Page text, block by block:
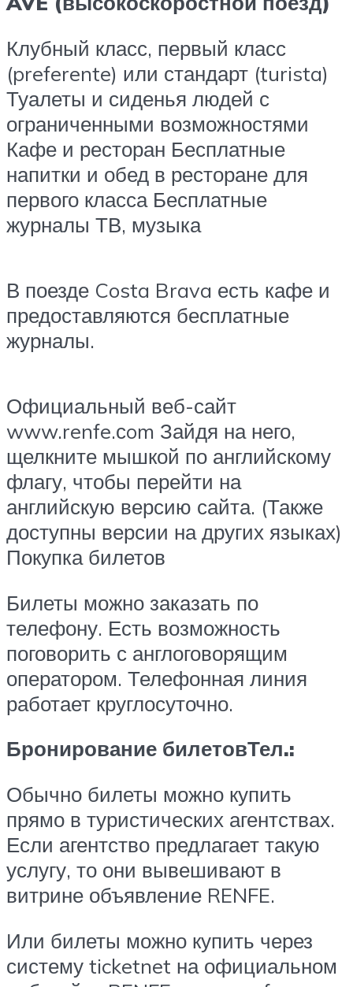
Клубный класс, первый класс
(preferente) или стандарт (turista)
Туалеты и сиденья людей с
ограниченными возможностями
Кафе и ресторан Бесплатные
напитки и обед в ресторане для
первого класса Бесплатные
журналы ТВ, музыка
В поезде Costa Brava есть кафе и
предоставляются бесплатные
журналы.
Официальный веб-сайт
www.renfe.сom Зайдя на него,
щелкните мышкой по английскому
флагу, чтобы перейти на
английскую версию сайта. (Также
доступны версии на других языках)
Покупка билетов
Билеты можно заказать по
телефону. Есть возможность
поговорить с англоговорящим
оператором. Телефонная линия
работает круглосуточно.
Бронирование билетовТел.:
Обычно билеты можно купить
прямо в туристических агентствах.
Если агентство предлагает такую
услугу, то они вывешивают в
витрине объявление RENFE.
Или билеты можно купить через
систему ticketnet на официальном